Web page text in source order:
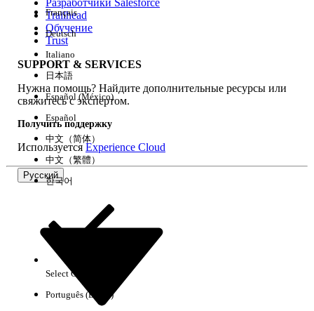
Возможности
Очистить все Готово
Результаты отсутствуют
Разработчики Salesforce
Trailhead
Обучение
Trust
SUPPORT & SERVICES
Нужна помощь? Найдите дополнительные ресурсы или
свяжитесь с экспертом.
Получить поддержку
ИспользуетсяExperience Cloud
Русский
Français
Deutsch
Italiano
日本語
Español (México)
Español
中文（简体）
中文（繁體）
한국어
Select Org
Português (Brasil)